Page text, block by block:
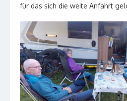
für das sich die weite Anfahrt